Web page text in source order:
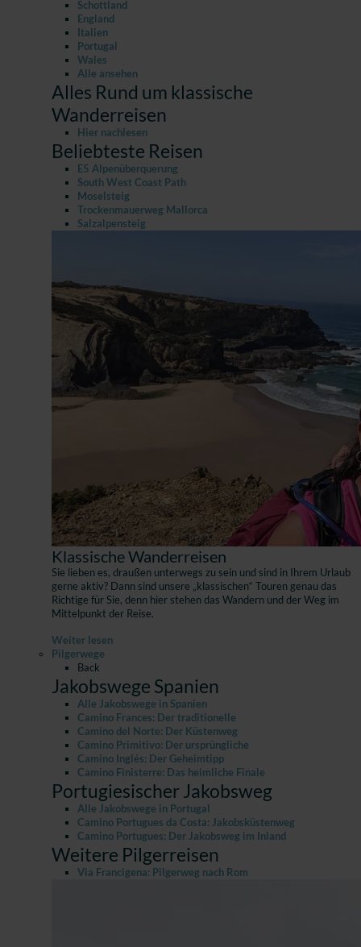
Schottland
England
Italien
Portugal
Wales
Alle ansehen
Alles Rund um klassische
Wanderreisen
Hier nachlesen
Beliebteste Reisen
E5 Alpenüberquerung
South West Coast Path
Moselsteig
Trockenmauerweg Mallorca
Salzalpensteig
Klassische Wanderreisen
Sie lieben es, draußen unterwegs zu sein und sind in Ihrem Urlaub
gerne aktiv? Dann sind unsere „klassischen“ Touren genau das
Richtige für Sie, denn hier stehen das Wandern und der Weg im
Mittelpunkt der Reise.
Weiter lesen
Pilgerwege
Back
Jakobswege Spanien
Alle Jakobswege in Spanien
Camino Frances: Der traditionelle
Camino del Norte: Der Küstenweg
Camino Primitivo: Der ursprüngliche
Camino Inglés: Der Geheimtipp
Camino Finisterre: Das heimliche Finale
Portugiesischer Jakobsweg
Alle Jakobswege in Portugal
Camino Portugues da Costa: Jakobsküstenweg
Camino Portugues: Der Jakobsweg im Inland
Weitere Pilgerreisen
Via Francigena: Pilgerweg nach Rom